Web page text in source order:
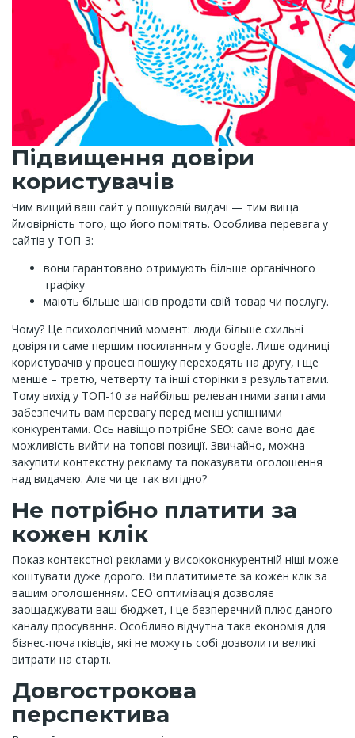
Підвищення довіри
користувачів
Чим вищий ваш сайт у пошуковій видачі — тим вища
ймовірність того, що його помітять. Особлива перевага у
сайтів у ТОП-3:
вони гарантовано отримують більше органічного
трафіку
мають більше шансів продати свій товар чи послугу.
Чому? Це психологічний момент: люди більше схильні
довіряти саме першим посиланням у Google. Лише одиниці
користувачів у процесі пошуку переходять на другу, і ще
менше – третю, четверту та інші сторінки з результатами.
Тому вихід у ТОП-10 за найбільш релевантними запитами
забезпечить вам перевагу перед менш успішними
конкурентами. Ось навіщо потрібне SEO: саме воно дає
можливість вийти на топові позиції. Звичайно, можна
закупити контекстну рекламу та показувати оголошення
над видачею. Але чи це так вигідно?
Не потрібно платити за
кожен клік
Показ контекстної реклами у висококонкурентній ніші може
коштувати дуже дорого. Ви платитимете за кожен клік за
вашим оголошенням. СЕО оптимізація дозволяє
заощаджувати ваш бюджет, і це безперечний плюс даного
каналу просування. Особливо відчутна така економія для
бізнес-початківців, які не можуть собі дозволити великі
витрати на старті.
Довгострокова
перспектива